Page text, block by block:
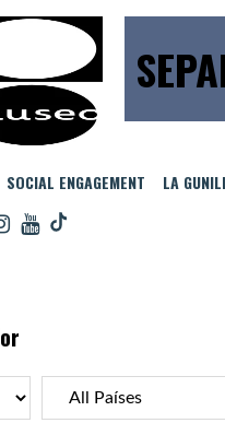
SOCIAL ENGAGEMENT LA